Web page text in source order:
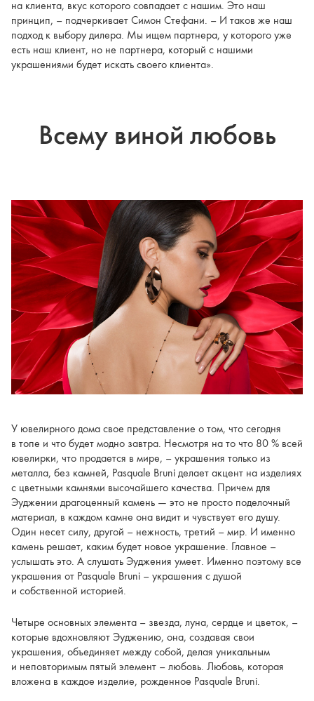
на клиента, вкус которого совпадает с нашим. Это наш
принцип, – подчеркивает Симон Стефани. – И таков же наш
подход к выбору дилера. Мы ищем партнера, у которого уже
есть наш клиент, но не партнера, который с нашими
украшениями будет искать своего клиента».
Всему виной любовь
У ювелирного дома свое представление о том, что сегодня
в топе и что будет модно завтра. Несмотря на то что 80 % всей
ювелирки, что продается в мире, – украшения только из
металла, без камней, Pasquale Bruni делает акцент на изделиях
с цветными камнями высочайшего качества. Причем для
Эуджении драгоценный камень — это не просто поделочный
материал, в каждом камне она видит и чувствует его душу.
Один несет силу, другой – нежность, третий – мир. И именно
камень решает, каким будет новое украшение. Главное –
услышать это. А слушать Эуджения умеет. Именно поэтому все
украшения от Pasquale Bruni – украшения с душой
и собственной историей.
Четыре основных элемента – звезда, луна, сердце и цветок, –
которые вдохновляют Эуджению, она, создавая свои
украшения, объединяет между собой, делая уникальным
и неповторимым пятый элемент – любовь. Любовь, которая
вложена в каждое изделие, рожденное Pasquale Bruni.